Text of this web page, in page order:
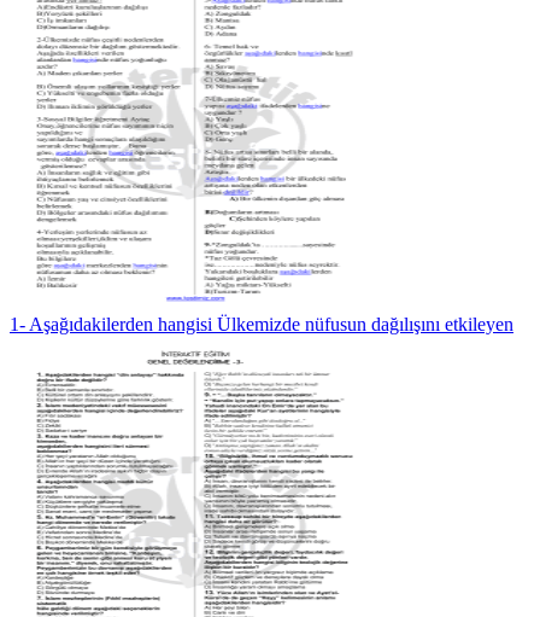
1- Aşağıdakilerden hangisi Ülkemizde nüfusun dağılışını etkileyen